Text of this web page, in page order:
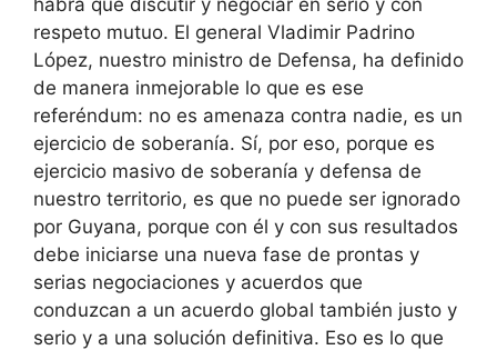
respeto mutuo. El general Vladimir Padrino
López, nuestro ministro de Defensa, ha definido
de manera inmejorable lo que es ese
referéndum: no es amenaza contra nadie, es un
ejercicio de soberanía. Sí, por eso, porque es
ejercicio masivo de soberanía y defensa de
nuestro territorio, es que no puede ser ignorado
por Guyana, porque con él y con sus resultados
debe iniciarse una nueva fase de prontas y
serias negociaciones y acuerdos que
conduzcan a un acuerdo global también justo y
serio y a una solución definitiva. Eso es lo que